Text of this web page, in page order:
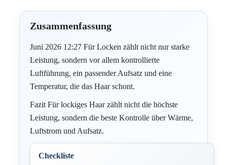
Zusammenfassung
Juni 2026 12:27 Für Locken zählt nicht nur starke
Leistung, sondern vor allem kontrollierte
Luftführung, ein passender Aufsatz und eine
Temperatur, die das Haar schont.
Fazit Für lockiges Haar zählt nicht die höchste
Leistung, sondern die beste Kontrolle über Wärme,
Luftstrom und Aufsatz.
Checkliste